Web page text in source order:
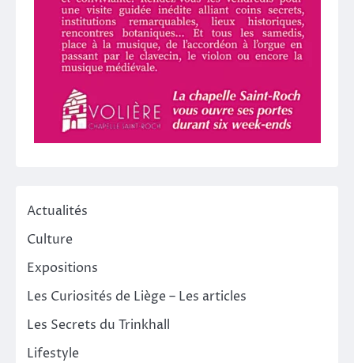
Actualités
Culture
Expositions
Les Curiosités de Liège – Les articles
Les Secrets du Trinkhall
Lifestyle